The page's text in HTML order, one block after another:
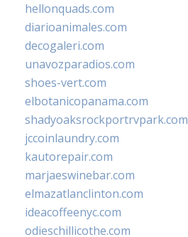
hellonquads.com
diarioanimales.com
decogaleri.com
unavozparadios.com
shoes-vert.com
elbotanicopanama.com
shadyoaksrockportrvpark.com
jccoinlaundry.com
kautorepair.com
marjaeswinebar.com
elmazatlanclinton.com
ideacoffeenyc.com
odieschillicothe.com